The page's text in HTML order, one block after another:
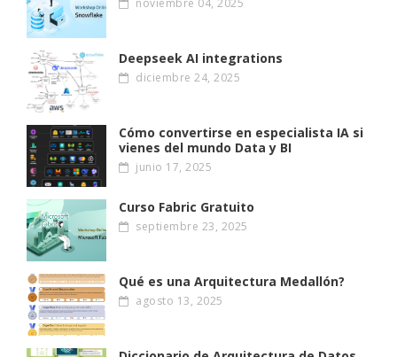
noviembre 04, 2025
Deepseek AI integrations
diciembre 24, 2025
Cómo convertirse en especialista IA si
vienes del mundo Data y BI
junio 17, 2025
Curso Fabric Gratuito
septiembre 23, 2025
Qué es una Arquitectura Medallón?
agosto 13, 2025